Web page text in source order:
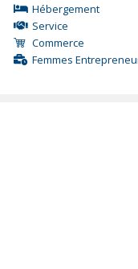
Hébergement
Service
Commerce
Femmes